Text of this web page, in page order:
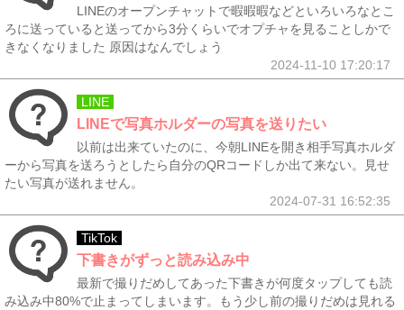
LINEのオープンチャットで暇暇暇などといろいろなとこ
ろに送っていると送ってから3分くらいでオプチャを見ることしかで
きなくなりました 原因はなんでしょう
2024-11-10 17:20:17
LINE
LINEで写真ホルダーの写真を送りたい
以前は出来ていたのに、今朝LINEを開き相手写真ホルダ
ーから写真を送ろうとしたら自分のQRコードしか出て来ない。見せ
たい写真が送れません。
2024-07-31 16:52:35
TikTok
下書きがずっと読み込み中
最新で撮りだめしてあった下書きが何度タップしても読
み込み中80%で止まってしまいます。もう少し前の撮りだめは見れる